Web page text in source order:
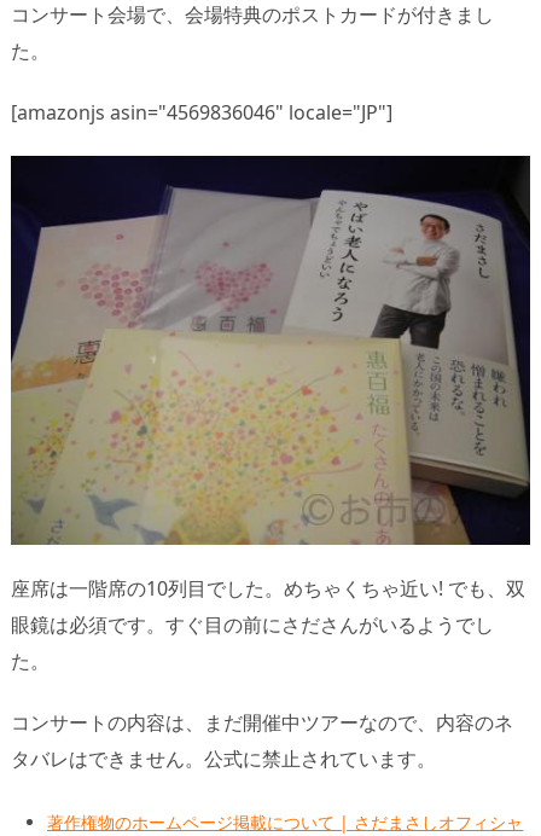
コンサート会場で、会場特典のポストカードが付きまし
た。
[amazonjs asin="4569836046" locale="JP"]
座席は一階席の10列目でした。めちゃくちゃ近い! でも、双
眼鏡は必須です。すぐ目の前にさださんがいるようでし
た。
コンサートの内容は、まだ開催中ツアーなので、内容のネ
タバレはできません。公式に禁止されています。
著作権物のホームページ掲載について | さだまさしオフィシャ